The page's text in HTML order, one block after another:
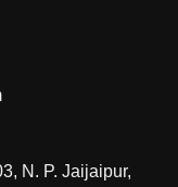
N. P. Jaijaipur,